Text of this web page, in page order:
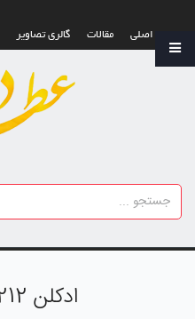
صفحه اصلی
مقالات گالری تصاویر
ادکلن 212 سک سی